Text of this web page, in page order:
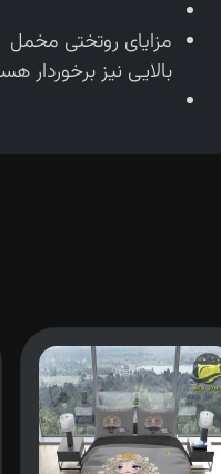
مزایای روتختی
بالایی نیز برخوردار